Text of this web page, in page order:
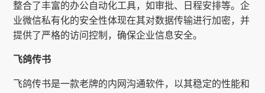
整合了丰富的办公自动化工具，如审批、日程安排等。企
业微信私有化的安全性体现在其对数据传输进行加密，并
提供了严格的访问控制，确保企业信息安全。
飞鸽传书
飞鸽传书是一款老牌的内网沟通软件，以其稳定的性能和